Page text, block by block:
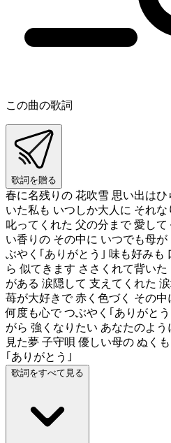
この曲の歌詞
歌詞を贈る
春に名残りの 花吹雪 思い出は
いた私も いつしか大人に それ
叱ってくれた 父の分まで 愛し
い香りの その中に いつでも母
ぶやく｢ありがとう｣ 味も好みも
ら 似てきます ささくれて背い
がある 涙隠して 支えてくれた
苺が大好きで 赤く色づく その
何度も心で つぶやく｢ありがと
がら 強くなりたい あなたのよ
見た夢 子守唄 優しい母の ぬく
｢ありがとう｣
歌詞をすべて見る